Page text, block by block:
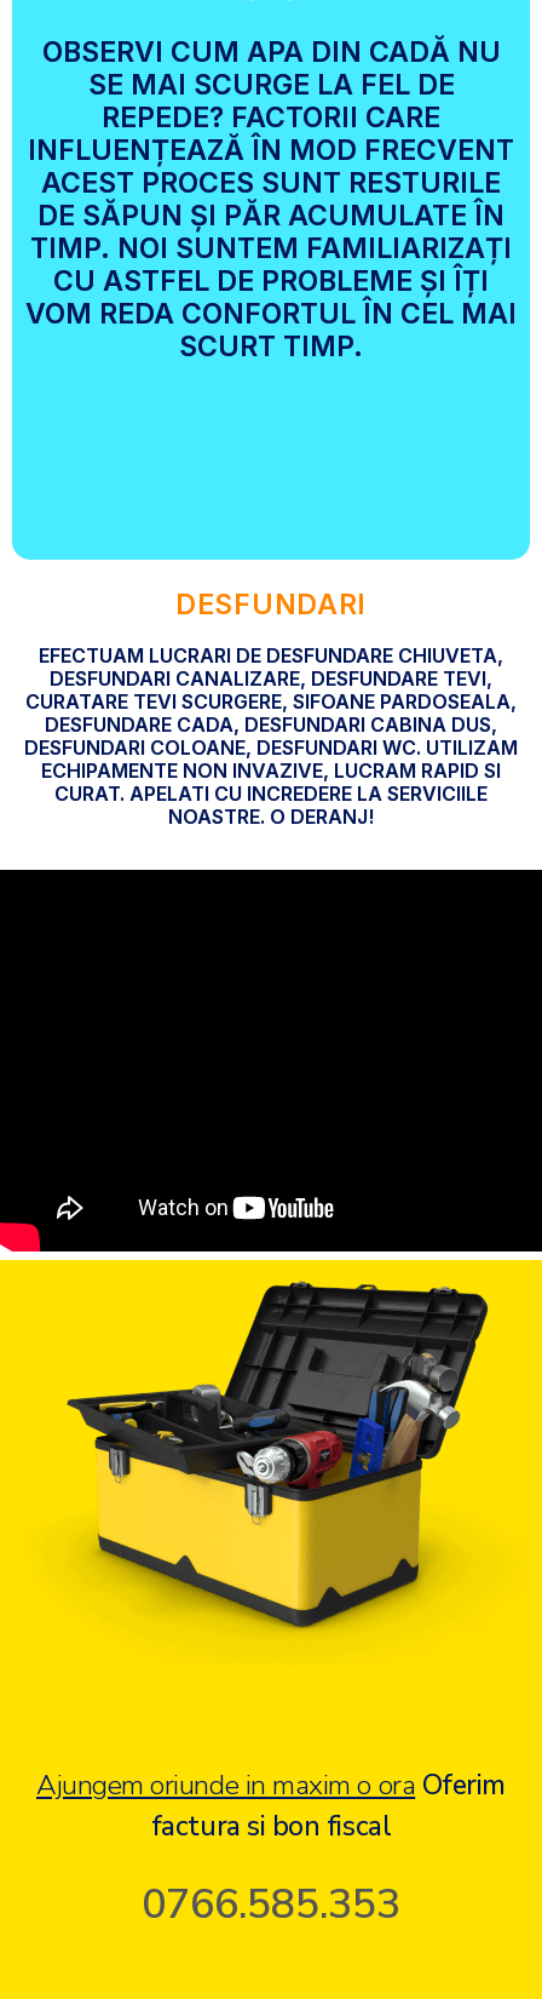
OBSERVI CUM APA DIN CADĂ NU
SE MAI SCURGE LA FEL DE
REPEDE? FACTORII CARE
INFLUENȚEAZĂ ÎN MOD FRECVENT
ACEST PROCES SUNT RESTURILE
DE SĂPUN ȘI PĂR ACUMULATE ÎN
TIMP. NOI SUNTEM FAMILIARIZAȚI
CU ASTFEL DE PROBLEME ȘI ÎȚI
VOM REDA CONFORTUL ÎN CEL MAI
SCURT TIMP.
DESFUNDARI
EFECTUAM LUCRARI DE DESFUNDARE CHIUVETA,
DESFUNDARI CANALIZARE, DESFUNDARE TEVI,
CURATARE TEVI SCURGERE, SIFOANE PARDOSEALA,
DESFUNDARE CADA, DESFUNDARI CABINA DUS,
DESFUNDARI COLOANE, DESFUNDARI WC. UTILIZAM
ECHIPAMENTE NON INVAZIVE, LUCRAM RAPID SI
CURAT. APELATI CU INCREDERE LA SERVICIILE
NOASTRE. O DERANJ!
Ajungem oriunde in maxim o ora Oferim
factura si bon fiscal
0766.585.353